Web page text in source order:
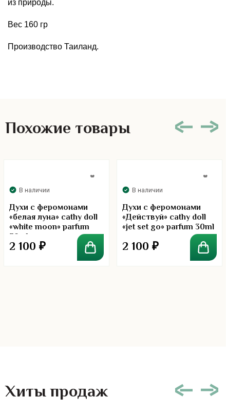
из природы.
Вес 160 гр
Производство Таиланд.
Похожие товары
В наличии
Духи с феромонами
«белая луна» cathy doll
«white moon» parfum
30ml
2 100 ₽
В наличии
Духи с феромонами
«Действуй» cathy doll
«jet set go» parfum 30ml
2 100 ₽
Хиты продаж